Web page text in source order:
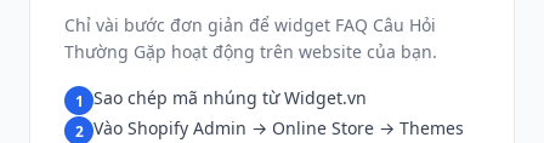
Chỉ vài bước đơn giản để widget FAQ Câu Hỏi
Thường Gặp hoạt động trên website của bạn.
1 Sao chép mã nhúng từ Widget.vn
2 Vào Shopify Admin → Online Store → Themes